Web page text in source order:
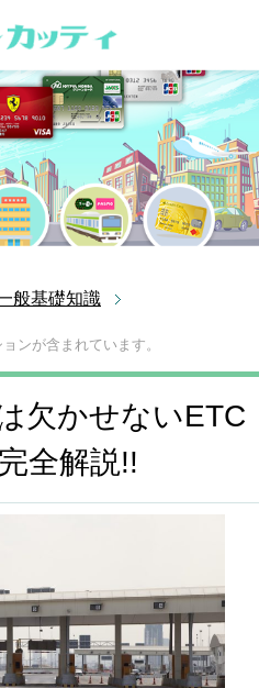
般基礎知識
ンが含まれています。
欠かせないETC
全解説!!